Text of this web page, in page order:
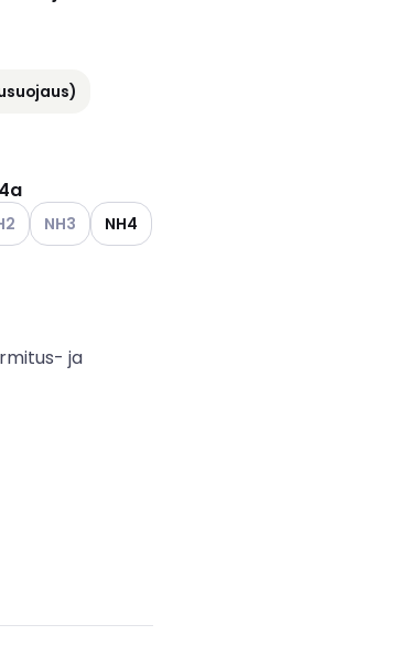
vaihtoehdot
olevat vaihtoehdot
käytettävissä olevat vaihtoehdot
Katso käytettävissä olevat vaihtoehdot
NH3
NH4
ja